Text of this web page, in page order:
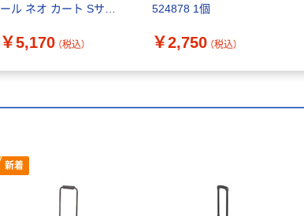
ール ネオ カート Sサイ
（直送品）
￥5,170 （税込）
524878 1個
￥2,750 （税込）
新着